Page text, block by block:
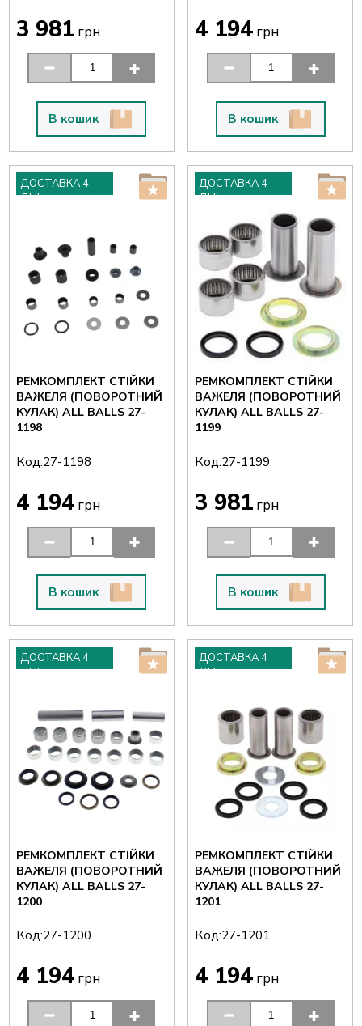
3 981грн
В кошик
4 194 грн
В кошик
ДОСТАВКА 4
ДНІ
РЕМКОМПЛЕКТ СТІЙКИ
ВАЖЕЛЯ (ПОВОРОТНИЙ
КУЛАК) ALL BALLS 27-
1198
Код:27-1198
4 194грн
В кошик
ДОСТАВКА 4
ДНІ
РЕМКОМПЛЕКТ СТІЙКИ
ВАЖЕЛЯ (ПОВОРОТНИЙ
КУЛАК) ALL BALLS 27-
1199
Код:27-1199
3 981 грн
В кошик
ДОСТАВКА 4
ДНІ
РЕМКОМПЛЕКТ СТІЙКИ
ВАЖЕЛЯ (ПОВОРОТНИЙ
КУЛАК) ALL BALLS 27-
1200
Код:27-1200
4 194грн
ДОСТАВКА 4
ДНІ
РЕМКОМПЛЕКТ СТІЙКИ
ВАЖЕЛЯ (ПОВОРОТНИЙ
КУЛАК) ALL BALLS 27-
1201
Код:27-1201
4 194 грн